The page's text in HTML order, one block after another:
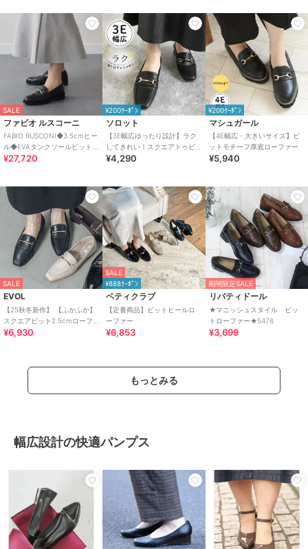
SALE
ファビオ ルスコーニ
FABIO RUSCONI◆3.5cmヒー
ル◆EVAタンクソールビットロ
ーファー
¥27,720
¥200ｸｰﾎﾟﾝ
ソロット
【3E幅広ゆったり設計】ラク
してきれい！スクエアトゥビ
ットローファーパンプス/ロー
¥4,290
¥200ｸｰﾎﾟﾝ
マシュガール
【4E幅広・大きいサイズ】ビ
ットモチーフ厚底ローファー
¥5,940
SALE
EVOL
【25秋冬新作】 【ふかふか】
スクエアビット2.5cmローフ
ァー IZ5853
¥6,930
SALE
¥888ｸｰﾎﾟﾝ
ベティクラブ
【定番商品】ビットヒールロ
ーファー
¥6,853
期間限定SALE
リバティドール
★マニッシュスタイル ビッ
トローファー★5476
¥3,699
もっとみる
幅広設計の快適パンプス